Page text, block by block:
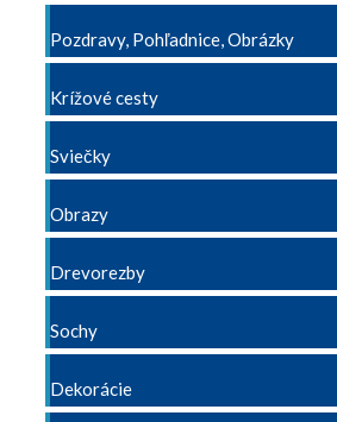
Pozdravy, Pohľadnice, Obrázky
Krížové cesty
Sviečky
Obrazy
Drevorezby
Sochy
Dekorácie